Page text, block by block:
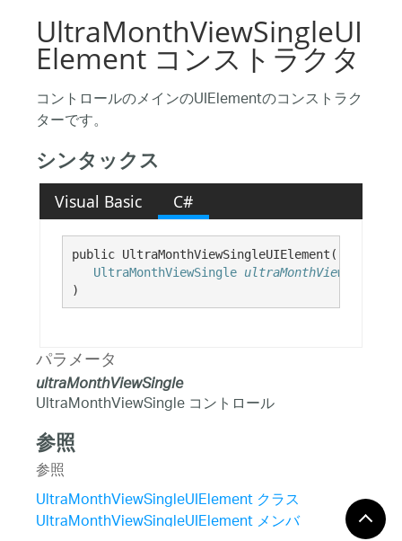
UltraMonthViewSingleUI
Element コンストラクタ
コントロールのメインのUIElementのコンストラク
ターです。
シンタックス
Visual Basic C#
public UltraMonthViewSingleUIElement(
UltraMonthViewSingle ultraMonthViewSingle
)
パラメータ
ultraMonthViewSingle
UltraMonthViewSingle コントロール
参照
参照
UltraMonthViewSingleUIElement クラス
UltraMonthViewSingleUIElement メンバ